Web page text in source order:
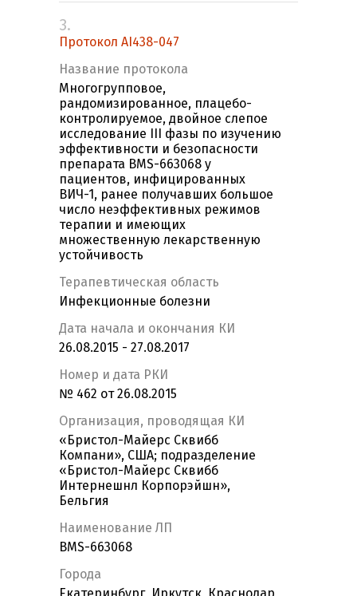
3.
Протокол AI438-047
Название протокола
Многогрупповое,
рандомизированное, плацебо-
контролируемое, двойное слепое
исследование III фазы по изучению
эффективности и безопасности
препарата BMS-663068 у
пациентов, инфицированных
ВИЧ-1, ранее получавших большое
число неэффективных режимов
терапии и имеющих
множественную лекарственную
устойчивость
Терапевтическая область
Инфекционные болезни
Дата начала и окончания КИ
26.08.2015 - 27.08.2017
Номер и дата РКИ
№ 462 от 26.08.2015
Организация, проводящая КИ
«Бристол-Майерс Сквибб
Компани», США; подразделение
«Бристол-Майерс Сквибб
Интернешнл Корпорэйшн»,
Бельгия
Наименование ЛП
BMS-663068
Города